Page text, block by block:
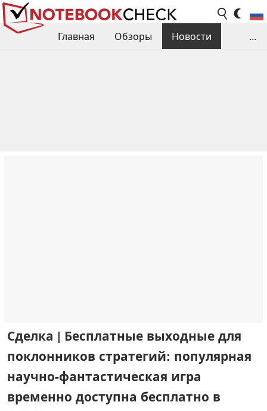
Главная Обзоры
Новости
...
Сделка | Бесплатные выходные для
поклонников стратегий: популярная
научно-фантастическая игра
временно доступна бесплатно в